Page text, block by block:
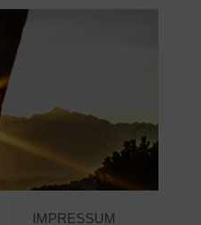
IMPRESSUM